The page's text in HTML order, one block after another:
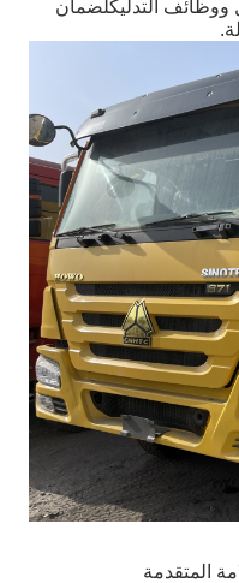
ووظائف التدليكلضمان
المتقدمة